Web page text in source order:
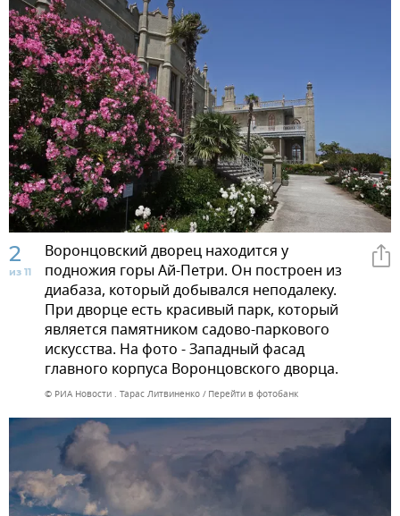
2
из 11
Воронцовский дворец находится у
подножия горы Ай-Петри. Он построен из
диабаза, который добывался неподалеку.
При дворце есть красивый парк, который
является памятником садово-паркового
искусства. На фото - Западный фасад
главного корпуса Воронцовского дворца.
© РИА Новости . Тарас Литвиненко Перейти в фотобанк